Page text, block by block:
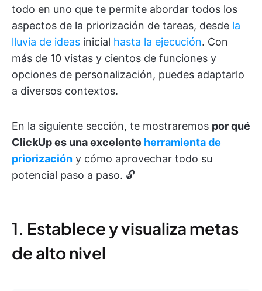
todo en uno que te permite abordar todos los
aspectos de la priorización de tareas, desde la
lluvia de ideas inicial hasta la ejecución. Con
más de 10 vistas y cientos de funciones y
opciones de personalización, puedes adaptarlo
a diversos contextos.
En la siguiente sección, te mostraremos por qué
ClickUp es una excelente herramienta de
priorización y cómo aprovechar todo su
potencial paso a paso. 🔓
1. Establece y visualiza metas
de alto nivel